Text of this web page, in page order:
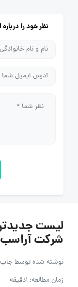
نظر خود را
لیست
شرکت آراسب پیشتاز
نوشته شده توسط
زمان مطالعه: 1دقیقه